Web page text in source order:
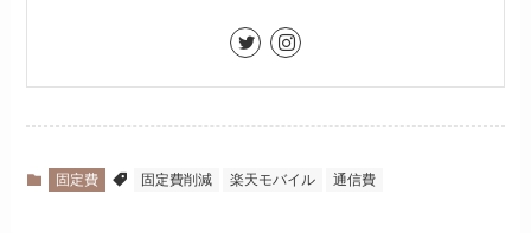
固定費 固定費削減 楽天モバイル 通信費